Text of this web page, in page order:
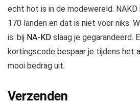
echt hot is in de modewereld.
170 landen en dat is niet voor niks.
is: bij NA-KD slaag je gegarandeerd.
kortingscode bespaar je tijdens het
mooi bedrag uit.
Verzenden